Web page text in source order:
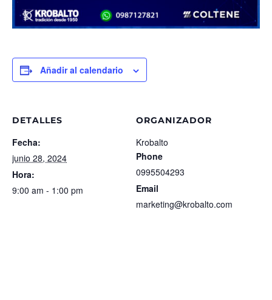
Añadir al calendario
DETALLES
Fecha:
junio 28, 2024
Hora:
9:00 am - 1:00 pm
ORGANIZADOR
Krobalto
Phone
0995504293
Email
marketing@krobalto.com